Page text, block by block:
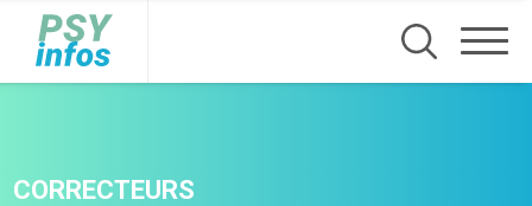
CORRECTEURS